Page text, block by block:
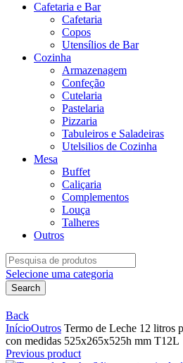
Cafetaria e Bar
Cafetaria
Copos
Utensílios de Bar
Cozinha
Armazenagem
Confeção
Cutelaria
Pastelaria
Pizzaria
Tabuleiros e Saladeiras
Utelsilios de Cozinha
Mesa
Buffet
Caliçaria
Complementos
Louça
Talheres
Outros
Search
for:
Selecione uma categoria
Search
Back
InícioOutros Termo de Leche 12 litros
con medidas 525x265x525h mm T12L
Previous product